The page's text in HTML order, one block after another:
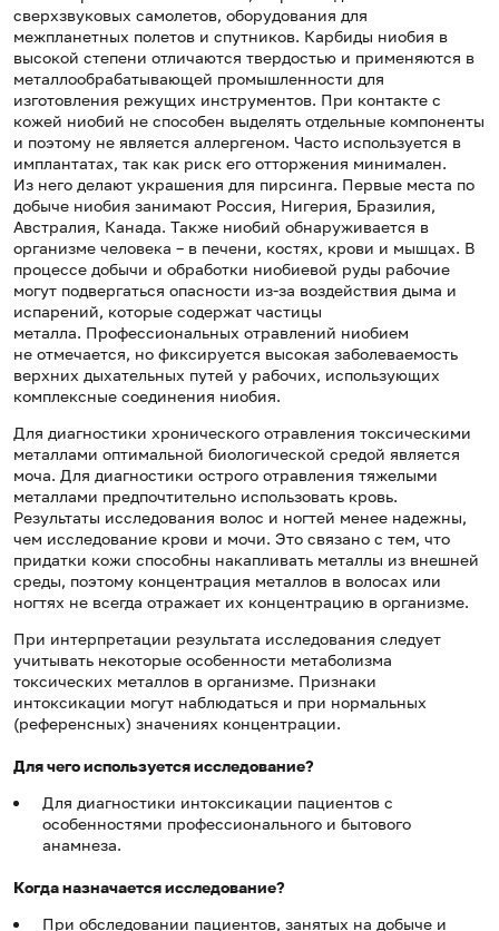
сверхзвуковых самолетов, оборудования для
межпланетных полетов и спутников. Карбиды ниобия в
высокой степени отличаются твердостью и применяются в
металлообрабатывающей промышленности для
изготовления режущих инструментов. При контакте с
кожей ниобий не способен выделять отдельные компоненты
и поэтому не является аллергеном. Часто используется в
имплантатах, так как риск его отторжения минимален.
Из него делают украшения для пирсинга. Первые места по
добыче ниобия занимают Россия, Нигерия, Бразилия,
Австралия, Канада. Также ниобий обнаруживается в
организме человека – в печени, костях, крови и мышцах. В
процессе добычи и обработки ниобиевой руды рабочие
могут подвергаться опасности из-за воздействия дыма и
испарений, которые содержат частицы
металла. Профессиональных отравлений ниобием
не отмечается, но фиксируется высокая заболеваемость
верхних дыхательных путей у рабочих, использующих
комплексные соединения ниобия.
Для диагностики хронического отравления токсическими
металлами оптимальной биологической средой является
моча. Для диагностики острого отравления тяжелыми
металлами предпочтительно использовать кровь.
Результаты исследования волос и ногтей менее надежны,
чем исследование крови и мочи. Это связано с тем, что
придатки кожи способны накапливать металлы из внешней
среды, поэтому концентрация металлов в волосах или
ногтях не всегда отражает их концентрацию в организме.
При интерпретации результата исследования следует
учитывать некоторые особенности метаболизма
токсических металлов в организме. Признаки
интоксикации могут наблюдаться и при нормальных
(референсных) значениях концентрации.
Для чего используется исследование?
Для диагностики интоксикации пациентов с
особенностями профессионального и бытового
анамнеза.
Когда назначается исследование?
При обследовании пациентов, занятых на добыче и